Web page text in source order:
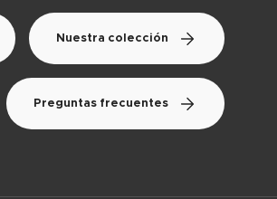
Nuestra colección
Preguntas frecuentes